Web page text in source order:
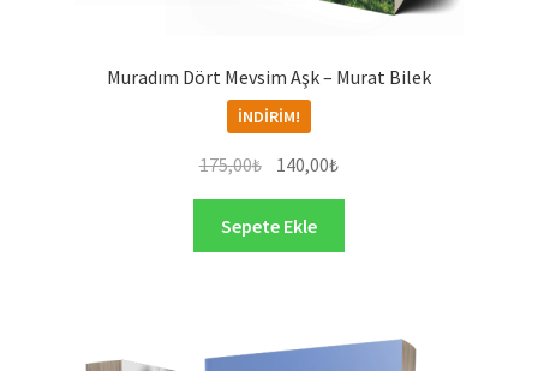
Muradım Dört Mevsim Aşk – Murat Bilek
İNDIRIM!
175,00₺ Orijinal
175,00₺.
140,00₺Şu
140,00₺.
Sepete Ekle